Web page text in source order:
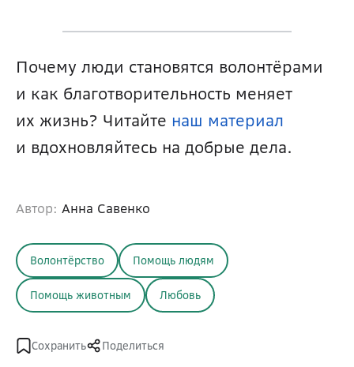
Почему люди становятся волонтёрами
и как благотворительность меняет
их жизнь? Читайте наш материал
и вдохновляйтесь на добрые дела.
Автор: Анна Савенко
Волонтёрство Помощь людям
Помощь животным Любовь
Сохранить Поделиться